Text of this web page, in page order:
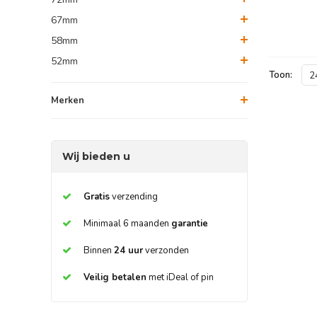
67mm
58mm
52mm
Merken
Wij bieden u
Gratisverzending
Minimaal 6 maanden garantie
Binnen 24 uurverzonden
Veilig betalen met iDeal of pin
Toon: